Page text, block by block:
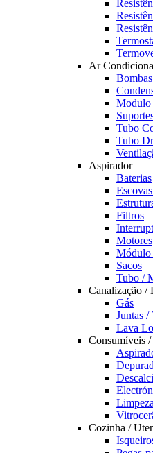
Ar
Bombas
Modulo
Tubo
Tubo
Aspirador
Baterias
Filtros
Motores
Módulo
Sacos
Tubo /
Canalização /
Gás
Juntas /
Lava
Consumíveis
Limpeza
Cozinha /